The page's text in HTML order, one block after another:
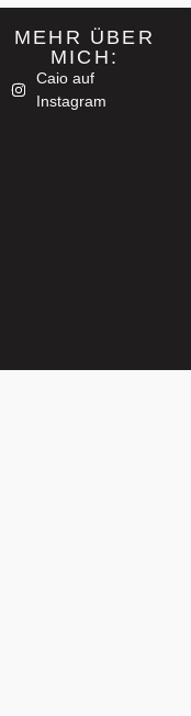
MEHR ÜBER
MICH:
Caio auf
Instagram